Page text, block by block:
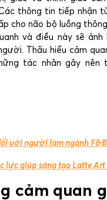
thông tin tiếp nhận
cho não bộ luồng
và điều này sẽ ảnh
Thấu hiểu cảm
tác nhân gây nên
với người làm ngành F&B
lực giúp sáng tạo Latte
cảm quan